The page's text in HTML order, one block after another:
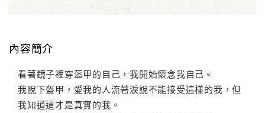
內容簡介
看著鏡子裡穿盔甲的自己，我開始懷念我自己。
我脫下盔甲，愛我的人流著淚說不能接受這樣的我，但
我知道這才是真實的我。